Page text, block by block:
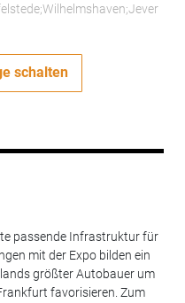
schalten
passende Infrastruktur für
mit der Expo bilden ein
größter Autobauer um
favorisieren. Zum